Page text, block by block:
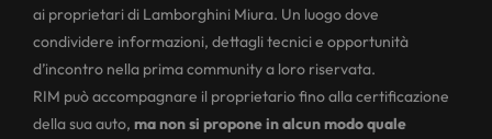
ai proprietari di Lamborghini Miura. Un luogo dove
condividere informazioni, dettagli tecnici e opportunità
d’incontro nella prima community a loro riservata.
RIM può accompagnare il proprietario fino alla certificazione
della sua auto, ma non si propone in alcun modo quale